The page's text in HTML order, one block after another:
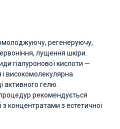
регенеруючу,
лущення шкіри.
гіалуронової кислоти —
високомолекулярна
активного гелю.
рекомендується
концентратами з естетичної